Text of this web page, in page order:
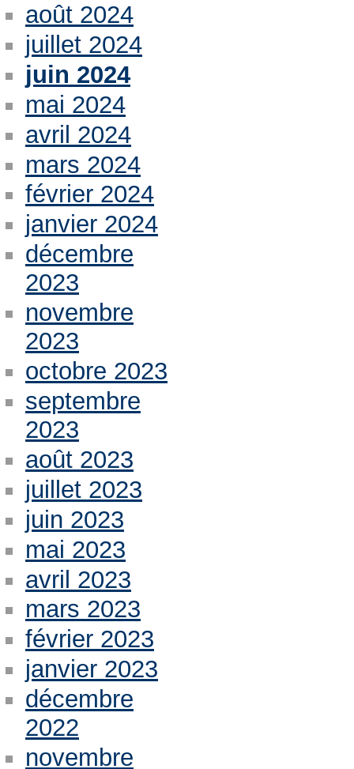
août 2024
juillet 2024
juin 2024
mai 2024
avril 2024
mars 2024
février 2024
janvier 2024
décembre
2023
novembre
2023
octobre 2023
septembre
2023
août 2023
juillet 2023
juin 2023
mai 2023
avril 2023
mars 2023
février 2023
janvier 2023
décembre
2022
novembre